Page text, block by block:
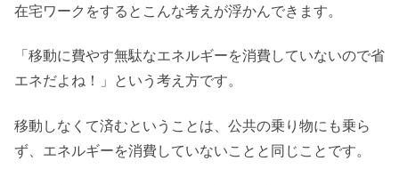
在宅ワークをするとこんな考えが浮かんできます。
「移動に費やす無駄なエネルギーを消費していないので省
エネだよね！」という考え方です。
移動しなくて済むということは、公共の乗り物にも乗ら
ず、エネルギーを消費していないことと同じことです。